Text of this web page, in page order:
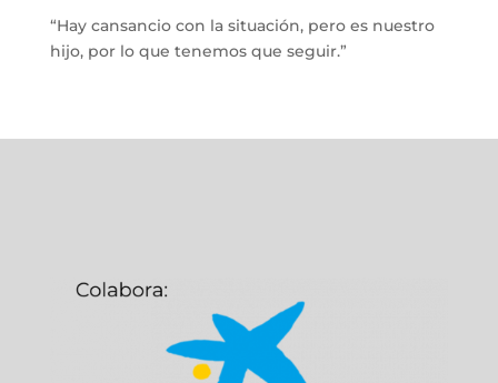
“Hay cansancio con la situación, pero es nuestro
hijo, por lo que tenemos que seguir.”